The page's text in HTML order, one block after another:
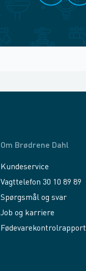
Om Brødrene Dahl
Kundeservice
Vagttelefon 30 10 89 89
Spørgsmål og svar
Job og karriere
Fødevarekontrolrapport